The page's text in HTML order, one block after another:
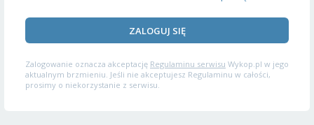
ZALOGUJ SIĘ
Zalogowanie oznacza akceptację Regulaminu serwisu Wykop.pl w jego
aktualnym brzmieniu. Jeśli nie akceptujesz Regulaminu w całości,
prosimy o niekorzystanie z serwisu.